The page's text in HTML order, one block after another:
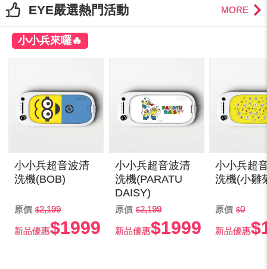
EYE嚴選熱門活動 MORE
小小兵來囉🔥
小小兵超音波清
洗機(BOB)
原價 2,199
新品優惠$1999
小小兵超音波清
洗機(PARATU
DAISY)
原價 2,199
新品優惠$1999
小小兵超
洗機(小雛
原價 0
新品優惠